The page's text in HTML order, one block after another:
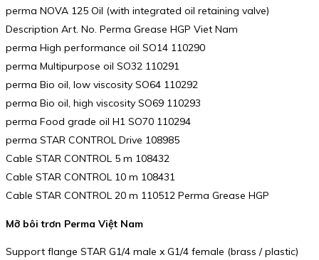
perma NOVA 125 Oil (with integrated oil retaining valve)
Description Art. No. Perma Grease HGP Viet Nam
perma High performance oil SO14 110290
perma Multipurpose oil SO32 110291
perma Bio oil, low viscosity SO64 110292
perma Bio oil, high viscosity SO69 110293
perma Food grade oil H1 SO70 110294
perma STAR CONTROL Drive 108985
Cable STAR CONTROL 5 m 108432
Cable STAR CONTROL 10 m 108431
Cable STAR CONTROL 20 m 110512 Perma Grease HGP
Mỡ bôi trơn Perma Việt Nam
Support flange STAR G1/4 male x G1/4 female (brass / plastic)